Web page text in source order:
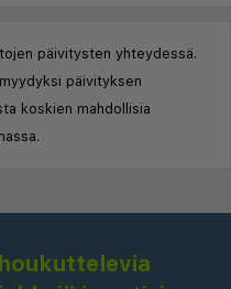
päivitysten yhteydessä.
päivityksen
koskien mahdollisia